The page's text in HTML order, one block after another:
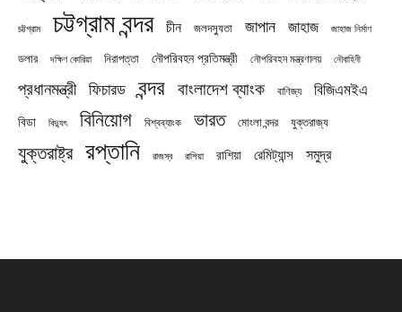
চট্টগ্রাম চট্টগ্রাম বন্দর চীন জলদস্যুতা জাপান জাহাজ জাহাজ নির্মাণ
ডলার দক্ষিণ কোরিয়া নিরাপত্তা নৌপরিবহন প্রতিমন্ত্রী নৌপরিবহন মন্ত্রণালয় নৌবাহিনী
প্রধানমন্ত্রী ফিচারড বন্দর বাংলাদেশ ব্যাংক বাণিজ্য বিজিএমইএ
বিডা বিদ্যুৎ বিনিয়োগ বিশ্বব্যাংক ভারত মোংলা বন্দর যুক্তরাজ্য
যুক্তরাষ্ট্র রপ্তানি রাজস্ব রাশিয়া রাশিয়া রেমিট্যান্স সমুদ্র